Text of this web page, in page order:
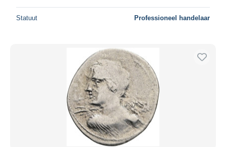
Statuut Professioneel handelaar